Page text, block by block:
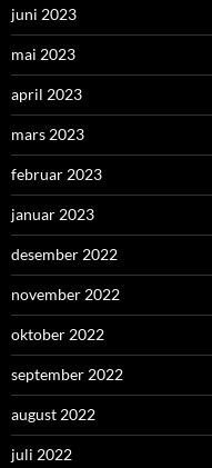
juni 2023
mai 2023
april 2023
mars 2023
februar 2023
januar 2023
desember 2022
november 2022
oktober 2022
september 2022
august 2022
juli 2022